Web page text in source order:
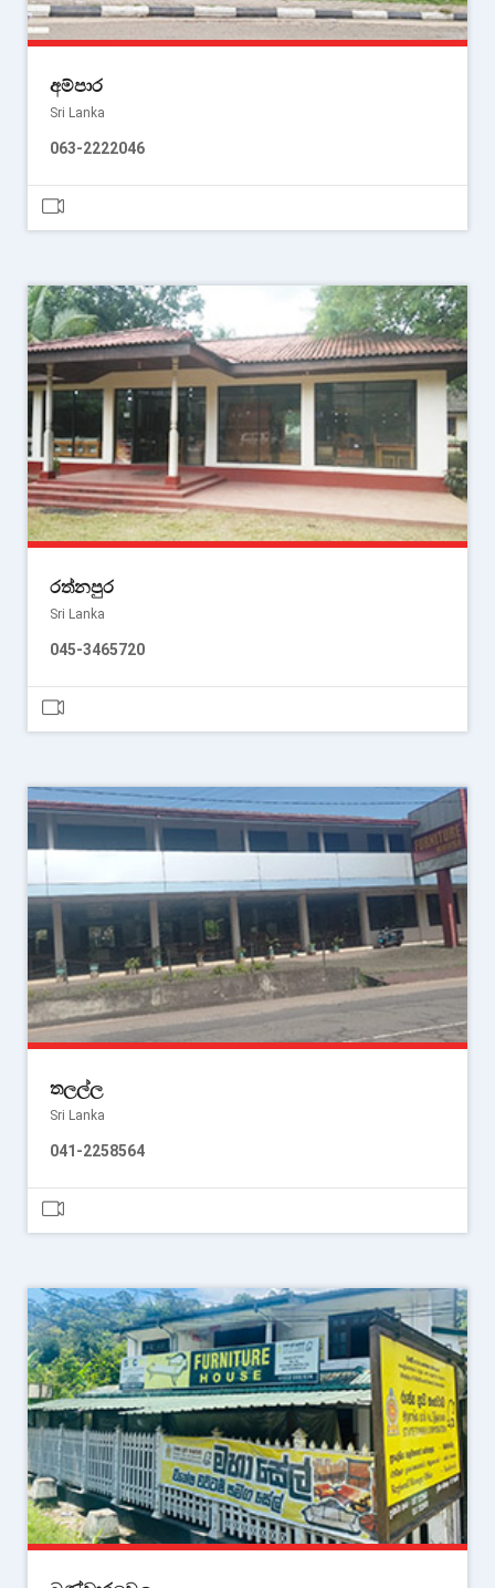
අම්පාර
Sri Lanka
063-2222046
රත්නපුර
Sri Lanka
045-3465720
තලල්ල
Sri Lanka
041-2258564